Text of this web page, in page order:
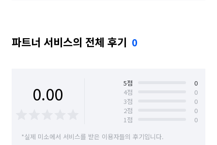
파트너 서비스의 전체 후기 0
0.00 5점
0
4점
0
3점
0
2점
0
1점
0
*실제 미소에서 서비스를 받은 이용자들의 후기입니다.